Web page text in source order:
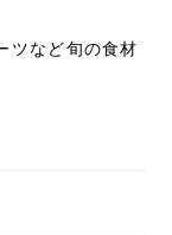
ツなど旬の食材